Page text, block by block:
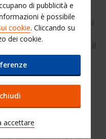
di Tolosa vi aiuterà a
a Tolosa e sui Pirenei
attrazioni a
a sinistra per scoprire il
potete
per scoprire di
a Tolosa.
del sud della
Pirenei, cosa che la
anche per gli amanti
degli sport invernali.
di pubblicità e
è possibile
cookie. Cliccando su
dei cookie.
accettare